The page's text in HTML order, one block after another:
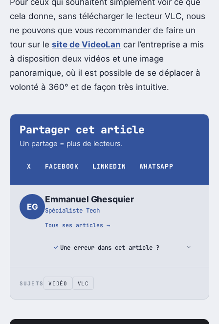
cela donne, sans télécharger le lecteur VLC, nous
ne pouvons que vous recommander de faire un
tour sur le site de VideoLan car l’entreprise a mis
à disposition deux vidéos et une image
panoramique, où il est possible de se déplacer à
volonté à 360° et de façon très intuitive.
Partager cet article
Un partage = plus de lecteurs.
X FACEBOOK LINKEDIN WHATSAPP
EG
Emmanuel Ghesquier
Spécialiste Tech
Tous ses articles →
Une erreur dans cet article ?
SUJETS VIDÉO VLC